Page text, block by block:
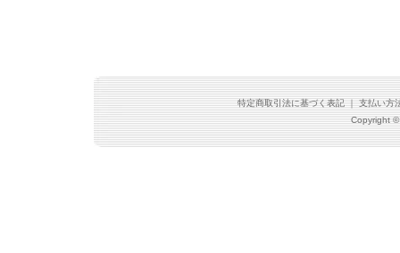
特定商取引法に基づく表記｜支払い方
Copyright